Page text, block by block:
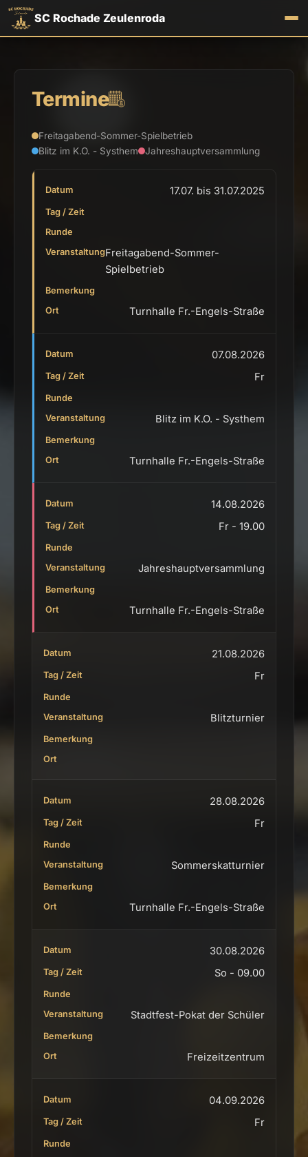
SC Rochade Zeulenroda
Termine
Freitagabend-Sommer-Spielbetrieb
Blitz im K.O. - Systhem
Jahreshauptversammlung
17.07. bis 31.07.2025
Freitagabend-Sommer-
Spielbetrieb
Turnhalle Fr.-Engels-Straße
07.08.2026
Fr
Blitz im K.O. - Systhem
Turnhalle Fr.-Engels-Straße
14.08.2026
Fr - 19.00
Jahreshauptversammlung
Turnhalle Fr.-Engels-Straße
21.08.2026
Fr
Blitzturnier
28.08.2026
Fr
Sommerskatturnier
Turnhalle Fr.-Engels-Straße
30.08.2026
So - 09.00
Stadtfest-Pokat der Schüler
Freizeitzentrum
04.09.2026
Fr